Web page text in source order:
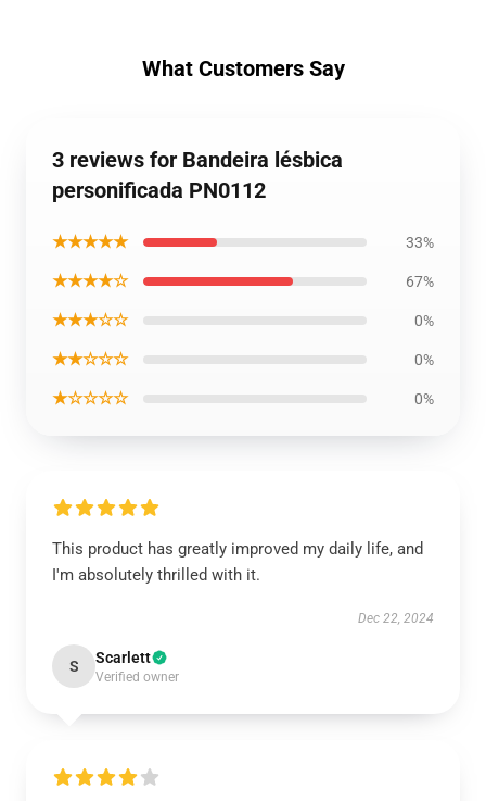
What Customers Say
3 reviews for Bandeira lésbica
personificada PN0112
★★★★★ 33%
★★★★☆ 67%
★★★☆☆ 0%
★★☆☆☆ 0%
★☆☆☆☆ 0%
This product has greatly improved my daily life, and
I'm absolutely thrilled with it.
Dec 22, 2024
S Scarlett
Verified owner